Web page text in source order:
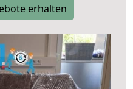
erhalten